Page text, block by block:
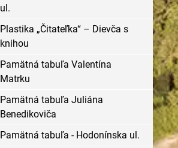
ul.
Plastika „Čitateľka“ – Dievča s
knihou
Pamätná tabuľa Valentína
Matrku
Pamätná tabuľa Juliána
Benedikoviča
Pamätná tabuľa - Hodonínska ul.